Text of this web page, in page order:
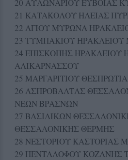
20 ΑΥΛΩΝΑΡΙΟΥ ΕΥΒΟΙΑΣ
21 ΚΑΤΑΚΟΛΟΥ ΗΛΕΙΑΣ
22 AΓΙΟΥ ΜΥΡΩΝΑ
23 ΤΥΜΠΑΚΙΟΥ ΗΡΑΚΛΕΙΟΥ
24 ΕΠΙΣΚΟΠΗΣ ΗΡΑΚΛΕΙΟΥ
ΑΛΙΚΑΡΝΑΣΣΟΥ
25 ΜΑΡΓΑΡΙΤΙΟΥ
26 ΑΣΠΡΟΒΑΛΤΑΣ
ΝΕΩΝ ΒΡΑΣΝΩΝ
27 ΒΑΣΙΛΙΚΩΝ
ΘΕΣΣΑΛΟΝΙΚΗΣ ΘΕΡΜΗΣ
28 ΝΕΣΤΟΡΙΟΥ ΚΑΣΤΟΡΙΑΣ
29 ΠΕΝΤΑΛΟΦΟΥ ΚΟΖΑΝΗΣ